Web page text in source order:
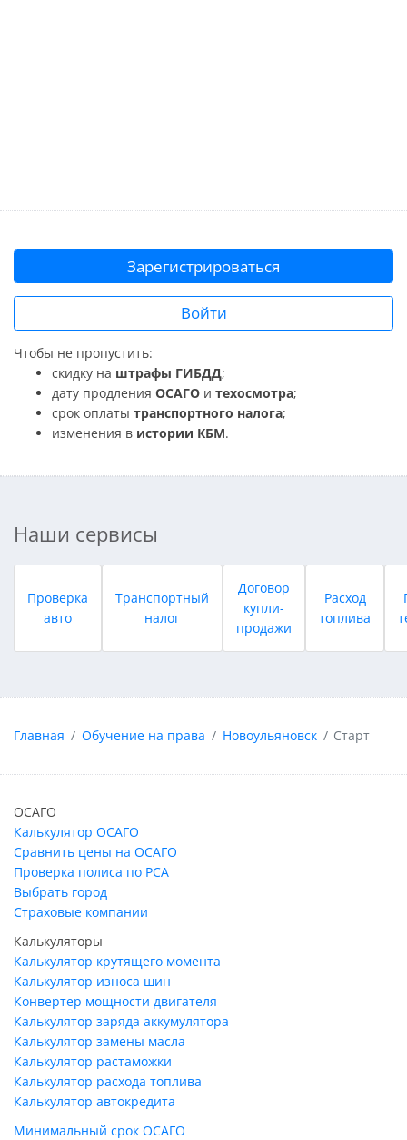
Зарегистрироваться
Войти
Чтобы не пропустить:
скидку на штрафы ГИБДД;
дату продления ОСАГО и техосмотра;
срок оплаты транспортного налога;
изменения в истории КБМ.
Наши сервисы
Проверка
авто
Транспортный
налог
Договор
купли-
продажи
Расход
топлива
Главная Обучение на права Новоульяновск Старт
ОСАГО
Калькулятор ОСАГО
Сравнить цены на ОСАГО
Проверка полиса по РСА
Выбрать город
Страховые компании
Калькуляторы
Калькулятор крутящего момента
Калькулятор износа шин
Конвертер мощности двигателя
Калькулятор заряда аккумулятора
Калькулятор замены масла
Калькулятор растаможки
Калькулятор расхода топлива
Калькулятор автокредита
Минимальный срок ОСАГО